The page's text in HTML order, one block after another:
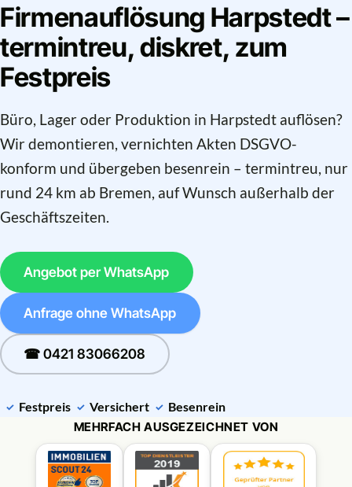
Firmenauflösung Harpstedt –
termintreu, diskret, zum
Festpreis
Büro, Lager oder Produktion in Harpstedt auflösen?
Wir demontieren, vernichten Akten DSGVO-
konform und übergeben besenrein – termintreu, nur
rund 24 km ab Bremen, auf Wunsch außerhalb der
Geschäftszeiten.
Angebot per WhatsApp
Anfrage ohne WhatsApp
☎ 0421 83066208
Festpreis Versichert Besenrein
MEHRFACH AUSGEZEICHNET VON